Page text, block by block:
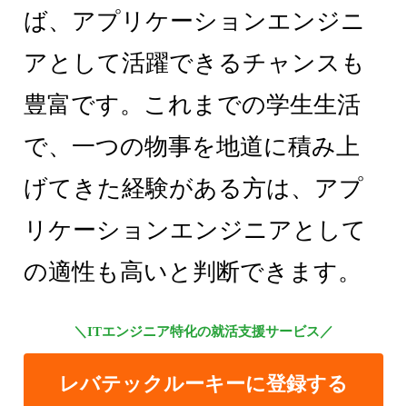
ば、アプリケーションエンジニ
アとして活躍できるチャンスも
豊富です。これまでの学生生活
で、一つの物事を地道に積み上
げてきた経験がある方は、アプ
リケーションエンジニアとして
の適性も高いと判断できます。
＼ITエンジニア特化の就活支援サービス／
レバテックルーキーに登録する